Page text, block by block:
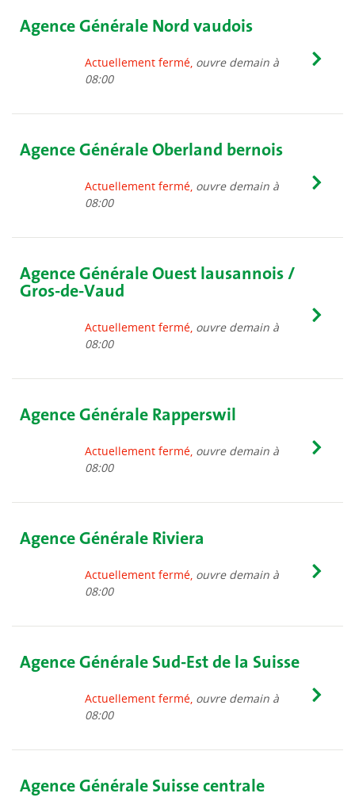
Agence Générale Nord vaudois
Actuellement fermé, ouvre demain à
08:00
Agence Générale Oberland bernois
Actuellement fermé, ouvre demain à
08:00
Agence Générale Ouest lausannois /
Gros-de-Vaud
Actuellement fermé, ouvre demain à
08:00
Agence Générale Rapperswil
Actuellement fermé, ouvre demain à
08:00
Agence Générale Riviera
Actuellement fermé, ouvre demain à
08:00
Agence Générale Sud-Est de la Suisse
Actuellement fermé, ouvre demain à
08:00
Agence Générale Suisse centrale